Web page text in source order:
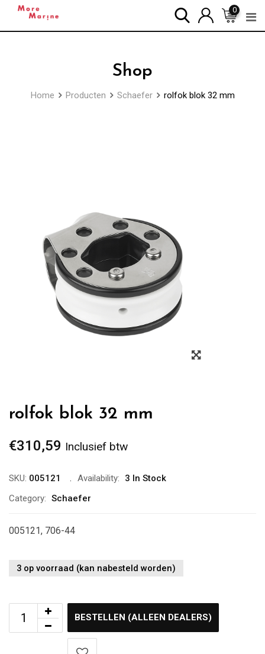
0
Shop
Home Producten Schaefer rolfok blok 32 mm
rolfok blok 32 mm
€310,59 Inclusief btw
SKU: 005121 Availability:
3 In Stock
Category: Schaefer
005121, 706-44
3 op voorraad (kan nabesteld worden)
BESTELLEN (ALLEEN DEALERS)